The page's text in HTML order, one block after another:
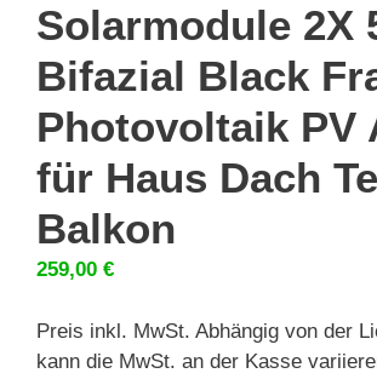
Solarmodule 2X
Bifazial Black
Photovoltaik PV
für Haus Dach
Balkon
259,00 €
Preis inkl. MwSt. Abhängig von der
kann die MwSt. an der Kasse